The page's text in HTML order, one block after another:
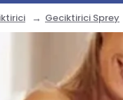
Geciktirici Sprey